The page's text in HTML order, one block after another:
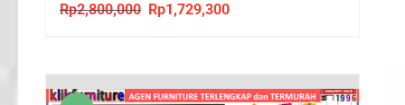
Rp2,800,000
Original
Rp1,729,300Current